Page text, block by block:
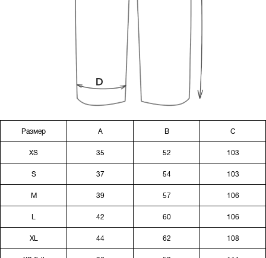
Размер A B C
XS 35 52 103
S 37 54 103
M 39 57 106
L 42 60 106
XL 44 62 108